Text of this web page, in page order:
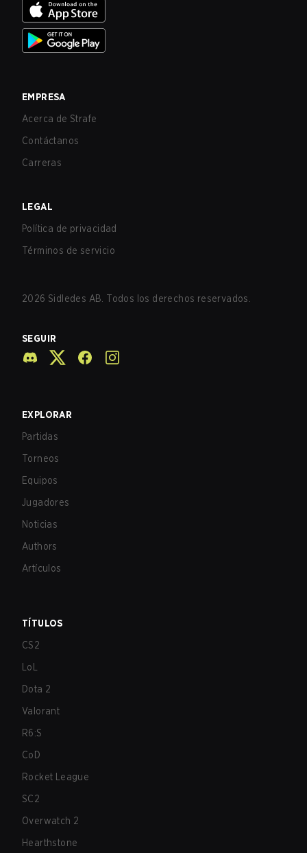
EMPRESA
Acerca de Strafe
Contáctanos
Carreras
LEGAL
Política de privacidad
Términos de servicio
2026 Sidledes AB. Todos los derechos reservados.
SEGUIR
EXPLORAR
Partidas
Torneos
Equipos
Jugadores
Noticias
Authors
Artículos
TÍTULOS
CS2
LoL
Dota 2
Valorant
R6:S
CoD
Rocket League
SC2
Overwatch 2
Hearthstone